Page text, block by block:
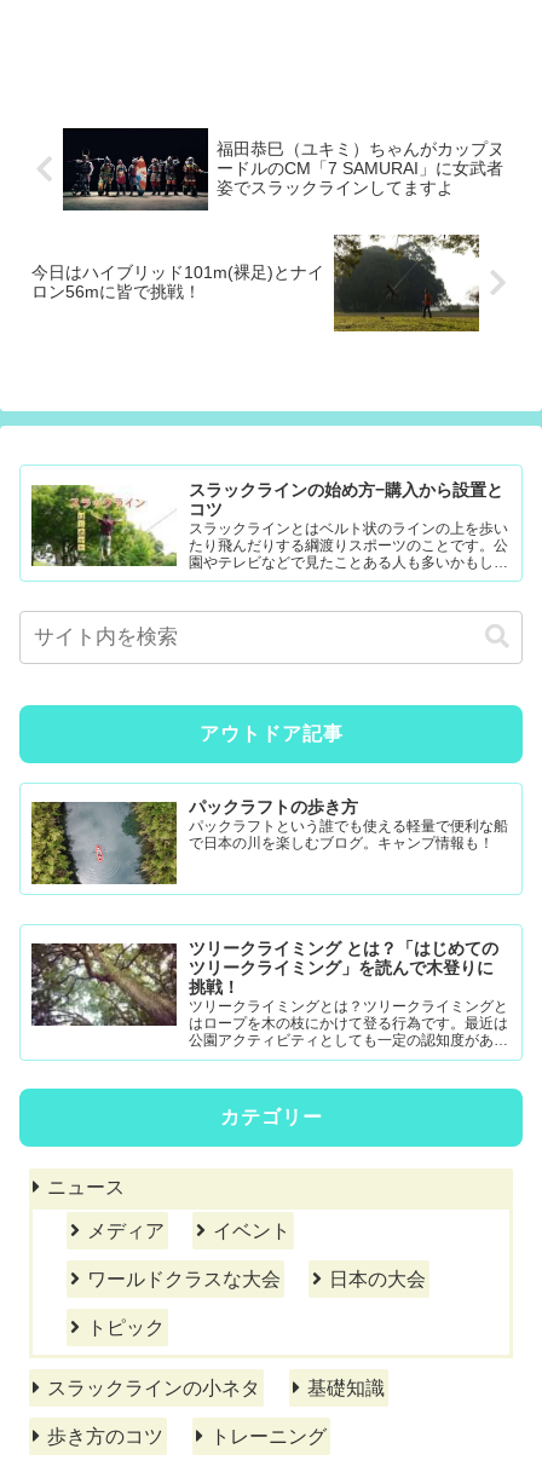
福田恭巳（ユキミ）ちゃんがカップヌ
ードルのCM「7 SAMURAI」に女武者
姿でスラックラインしてますよ
今日はハイブリッド101m(裸足)とナイ
ロン56mに皆で挑戦！
スラックラインの始め方−購入から設置と
コツ
スラックラインとはベルト状のラインの上を歩い
たり飛んだりする綱渡りスポーツのことです。公
園やテレビなどで見たことある人も多いかもしれ
ません。難易度調整が簡単なので幼児から大人ま
アウトドア記事
パックラフトの歩き方
パックラフトという誰でも使える軽量で便利な船
で日本の川を楽しむブログ。キャンプ情報も！
ツリークライミング とは？「はじめての
ツリークライミング」を読んで木登りに
挑戦！
ツリークライミングとは？ツリークライミングと
はロープを木の枝にかけて登る行為です。最近は
公園アクティビティとしても一定の認知度がある
模様。DRTダブルドロープテクニック(MRS-ム...
カテゴリー
ニュース
メディア イベント
ワールドクラスな大会 日本の大会
トピック
スラックラインの小ネタ 基礎知識
歩き方のコツ トレーニング